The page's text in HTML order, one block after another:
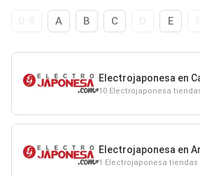
A B C E
Electrojaponesa en
10 Electrojaponesa
Electrojaponesa en
1 Electrojaponesa tiendas